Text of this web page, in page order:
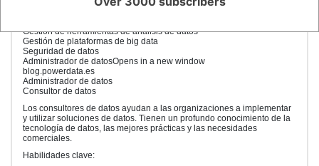
Responsabilidades clave:
Gestión de herramientas de análisis de datos
Gestión de plataformas de big data
Seguridad de datos
Administrador de datosOpens in a new window
blog.powerdata.es
Administrador de datos
Consultor de datos
Los consultores de datos ayudan a las organizaciones a implementar
y utilizar soluciones de datos. Tienen un profundo conocimiento de la
tecnología de datos, las mejores prácticas y las necesidades
comerciales.
Habilidades clave: